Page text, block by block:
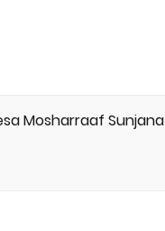
Mosharraaf Sunjana